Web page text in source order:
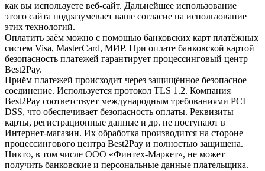
как вы используете веб-сайт. Дальнейшее использование
этого сайта подразумевает ваше согласие на использование
этих технологий.
Оплатить заём можно с помощью банковских карт платёжных
систем Visa, MasterCard, МИР. При оплате банковской картой
безопасность платежей гарантирует процессинговый центр
Best2Pay.
Приём платежей происходит через защищённое безопасное
соединение. Используется протокол TLS 1.2. Компания
Best2Pay соответствует международным требованиями PCI
DSS, что обеспечивает безопасность оплаты. Реквизиты
карты, регистрационные данные и др. не поступают в
Интернет-магазин. Их обработка производится на стороне
процессингового центра Best2Pay и полностью защищена.
Никто, в том числе ООО «Финтех-Маркет», не может
получить банковские и персональные данные плательщика.